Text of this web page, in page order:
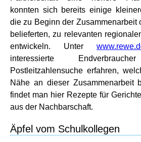
konnten sich bereits einige
die zu Beginn der Zusammenarbeit
belieferten, zu relevanten
entwickeln. Unter
interessierte
Postleitzahlensuche erfahren,
Nähe an dieser Zusammenarbeit
findet man hier Rezepte für
aus der Nachbarschaft.
Äpfel vom Schulkollegen